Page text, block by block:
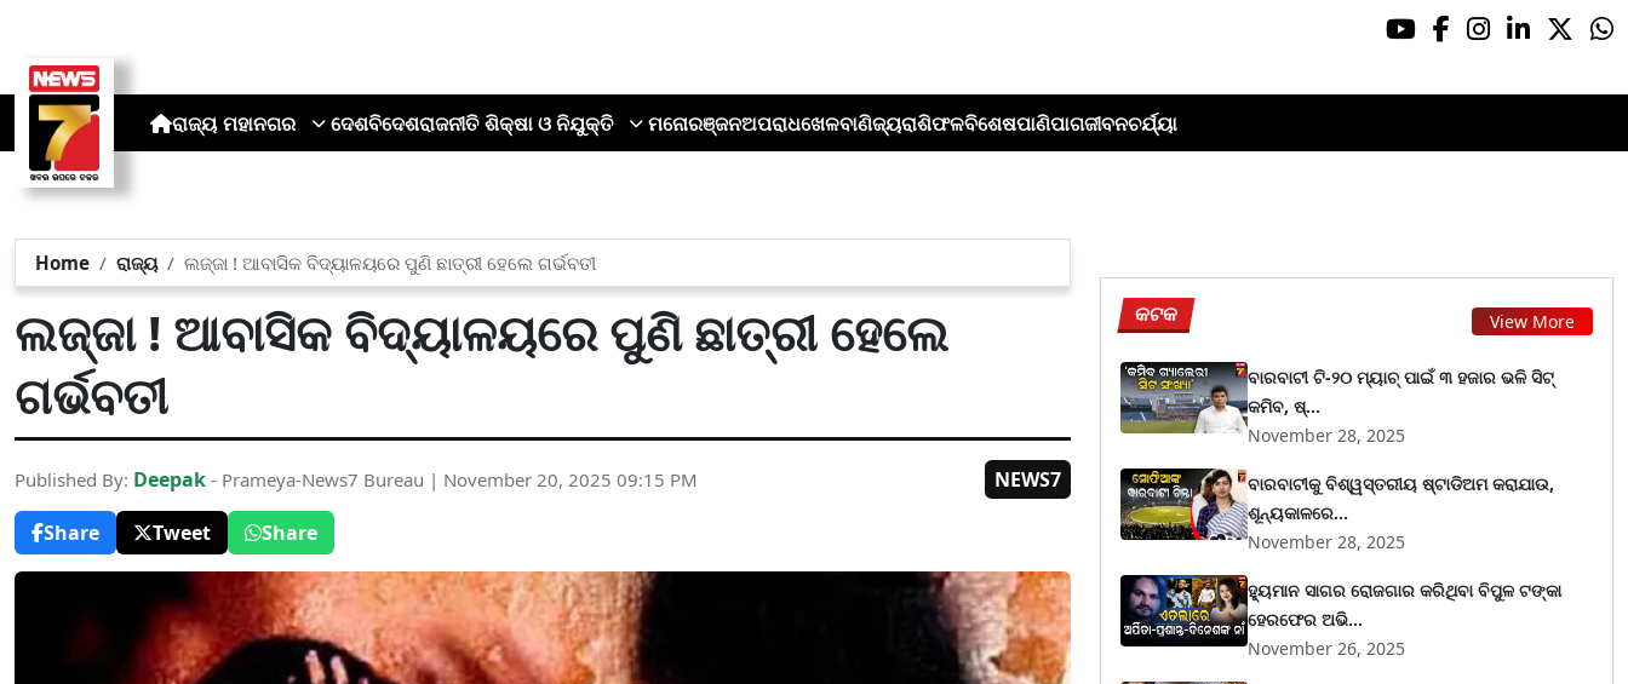
ରାଜ୍ୟ ମହାନଗର ଦେଶବିଦେଶରାଜନୀତି ଶିକ୍ଷା ଓ ନିଯୁକ୍ତି ମନୋରଞ୍ଜନଅପରାଧଖେଳବାଣିଜ୍ୟରାଶିଫଳବିଶେଷପାଣିପାଗଜୀବନଚର୍ଯ୍ୟା
Home ରାଜ୍ୟ ଲଜ୍ଜା ! ଆବାସିକ ବିଦ୍ୟାଳୟରେ ପୁଣି ଛାତ୍ରୀ ହେଲେ ଗର୍ଭବତୀ
ଲଜ୍ଜା ! ଆବାସିକ ବିଦ୍ୟାଳୟରେ ପୁଣି ଛାତ୍ରୀ ହେଲେ
ଗର୍ଭବତୀ
Published By: Deepak - Prameya-News7 Bureau | November 20, 2025 09:15 PM
NEWS7
Share
Tweet Share
କଟକ View More
ବାରବାଟୀ ଟି-୨୦ ମ୍ୟାଚ୍ ପାଇଁ ୩ ହଜାର ଭଳି ସିଟ୍
କମିବ, ଷ୍...
November 28, 2025
ବାରବାଟୀକୁ ବିଶ୍ୱସ୍ତରୀୟ ଷ୍ଟାଡିଅମ କରାଯାଉ,
ଶୂନ୍ୟକାଳରେ...
November 28, 2025
ହ୍ୟୁମାନ ସାଗର ରୋଜଗାର କରିଥିବା ବିପୁଳ ଟଙ୍କା
ହେରଫେର ଅଭି...
November 26, 2025